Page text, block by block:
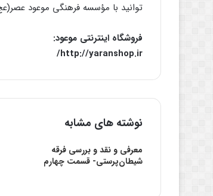
توانید با مؤسسه فرهنگی موعود
فروشگاه اینترنتی موعود:
http://yaranshop.ir/
نوشته های مشابه
معرفی و نقد و بررسی فرقه
شیطان‌پرستی- قسمت چهارم